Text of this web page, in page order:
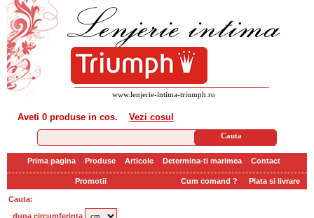
www.lenjerie-intima-triumph.ro
Aveti 0 produse in cos. Vezi cosul
Prima pagina Produse Articole Determina-ti marimea Contact
Promotii Cum comand ? Plata si livrare
Cauta:
dupa circumferinta